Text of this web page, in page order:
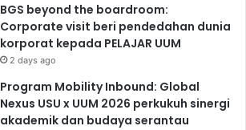
BGS beyond the boardroom:
Corporate visit beri pendedahan dunia
korporat kepada PELAJAR UUM
2 days ago
Program Mobility Inbound: Global
Nexus USU x UUM 2026 perkukuh sinergi
akademik dan budaya serantau